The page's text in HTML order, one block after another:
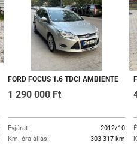
FORD FOCUS 1.6 TDCI AMBIENTE
1 290 000 Ft
Évjárat:
2012/10
Km. óra állás:
303 317 km